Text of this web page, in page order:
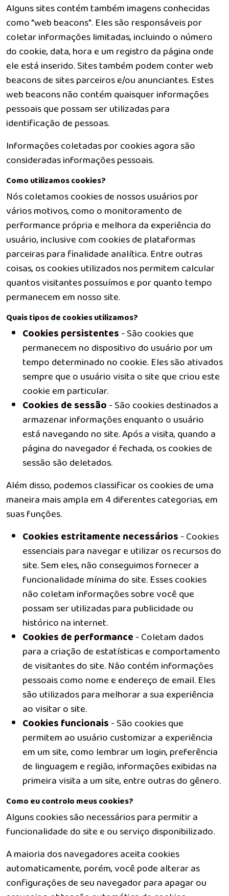
Alguns sites contém também imagens conhecidas
como "web beacons". Eles são responsáveis por
coletar informações limitadas, incluindo o número
do cookie, data, hora e um registro da página onde
ele está inserido. Sites também podem conter web
beacons de sites parceiros e/ou anunciantes. Estes
web beacons não contém quaisquer informações
pessoais que possam ser utilizadas para
identificação de pessoas.
Informações coletadas por cookies agora são
consideradas informações pessoais.
Como utilizamos cookies?
Nós coletamos cookies de nossos usuários por
vários motivos, como o monitoramento de
performance própria e melhora da experiência do
usuário, inclusive com cookies de plataformas
parceiras para finalidade analítica. Entre outras
coisas, os cookies utilizados nos permitem calcular
quantos visitantes possuímos e por quanto tempo
permanecem em nosso site.
Quais tipos de cookies utilizamos?
Cookies persistentes- São cookies que
permanecem no dispositivo do usuário por um
tempo determinado no cookie. Eles são ativados
sempre que o usuário visita o site que criou este
cookie em particular.
Cookies de sessão- São cookies destinados a
armazenar informações enquanto o usuário
está navegando no site. Após a visita, quando a
página do navegador é fechada, os cookies de
sessão são deletados.
Além disso, podemos classificar os cookies de uma
maneira mais ampla em 4 diferentes categorias, em
suas funções.
Cookies estritamente necessários- Cookies
essenciais para navegar e utilizar os recursos do
site. Sem eles, não conseguimos fornecer a
funcionalidade mínima do site. Esses cookies
não coletam informações sobre você que
possam ser utilizadas para publicidade ou
histórico na internet.
Cookies de performance- Coletam dados
para a criação de estatísticas e comportamento
de visitantes do site. Não contém informações
pessoais como nome e endereço de email. Eles
são utilizados para melhorar a sua experiência
ao visitar o site.
Cookies funcionais- São cookies que
permitem ao usuário customizar a experiência
em um site, como lembrar um login, preferência
de linguagem e região, informações exibidas na
primeira visita a um site, entre outras do gênero.
Como eu controlo meus cookies?
Alguns cookies são necessários para permitir a
funcionalidade do site e ou serviço disponibilizado.
A maioria dos navegadores aceita cookies
automaticamente, porém, você pode alterar as
configurações de seu navegador para apagar ou